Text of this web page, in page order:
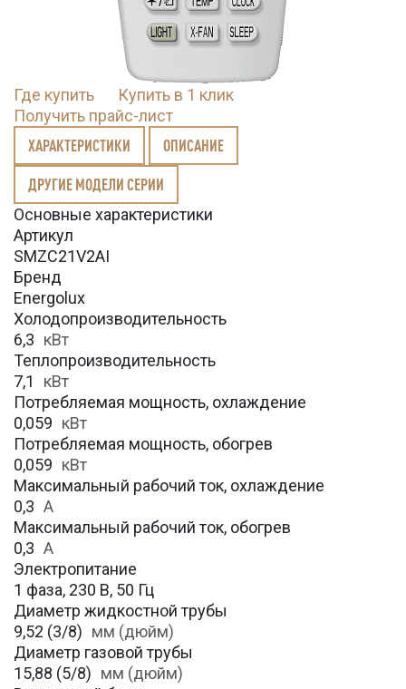
Где купить
Купить в 1 клик
Получить прайс-лист
ХАРАКТЕРИСТИКИ ОПИСАНИЕ
ДРУГИЕ МОДЕЛИ СЕРИИ
Основные характеристики
Артикул
SMZC21V2AI
Бренд
Energolux
Холодопроизводительность
6,3 кВт
Теплопроизводительность
7,1
кВт
Потребляемая мощность, охлаждение
0,059 кВт
Потребляемая мощность, обогрев
0,059 кВт
Максимальный рабочий ток, охлаждение
0,3 A
Максимальный рабочий ток, обогрев
0,3 А
Электропитание
1 фаза, 230 В, 50 Гц
Диаметр жидкостной трубы
9,52 (3/8) мм (дюйм)
Диаметр газовой трубы
15,88 (5/8) мм (дюйм)